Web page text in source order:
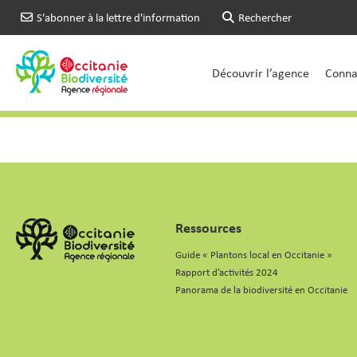
S'abonner à la lettre d'information Rechercher
Découvrir l’agence
Ressources
Guide « Plantons local en Occitanie »
Rapport d’activités 2024
Panorama de la biodiversité en Occitanie